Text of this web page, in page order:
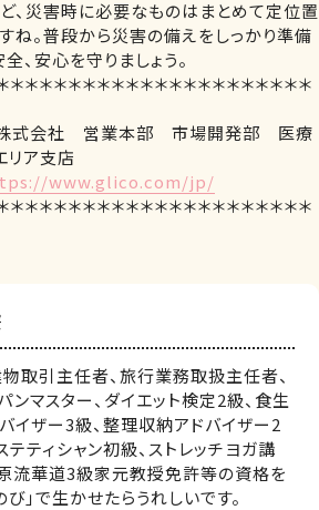
、災害時に必要なものはまとめて定位置
ね。普段から災害の備えをしっかり準備
、安心を守りましょう。
＊＊＊＊＊＊＊＊＊＊＊＊＊＊＊＊＊＊＊＊＊
株式会社 営業本部 市場開発部 医療
ア支店
www.glico.com/jp/
＊＊＊＊＊＊＊＊＊＊＊＊＊＊＊＊＊＊＊＊＊
取引主任者、旅行業務取扱主任者、
ンマスター、ダイエット検定2級、食生
イザー3級、整理収納アドバイザー2
テティシャン初級、ストレッチヨガ講
流華道3級家元教授免許等の資格を
び」で生かせたらうれしいです。